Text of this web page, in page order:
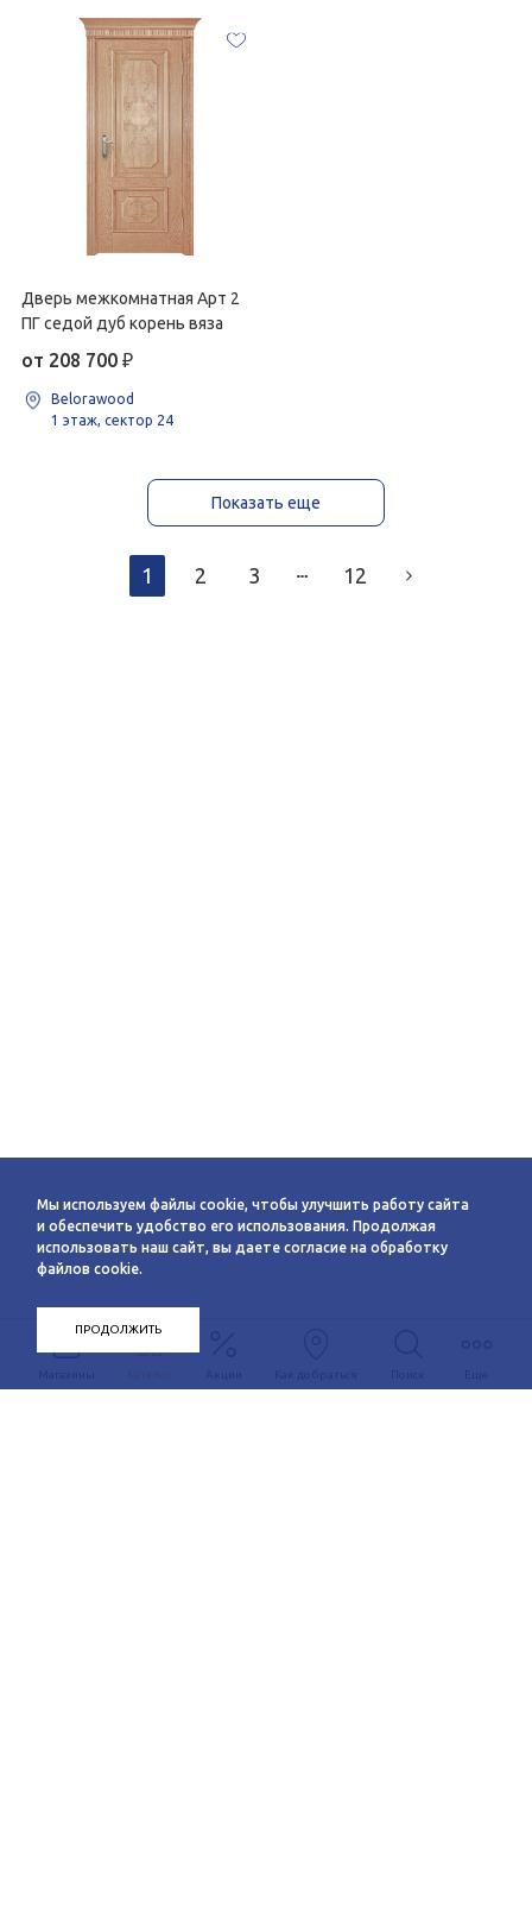
Каталог
Дверь межкомнатная Арт 2
ПГ седой дуб корень вяза
от 208 700 ₽
Belorawood
1 этаж, сектор 24
Показать еще
1 2 3 12
Мы используем файлы cookie, чтобы улучшить работу сайта
и обеспечить удобство его использования. Продолжая
использовать наш сайт, вы даете согласие на обработку
файлов cookie.
ПРОДОЛЖИТЬ